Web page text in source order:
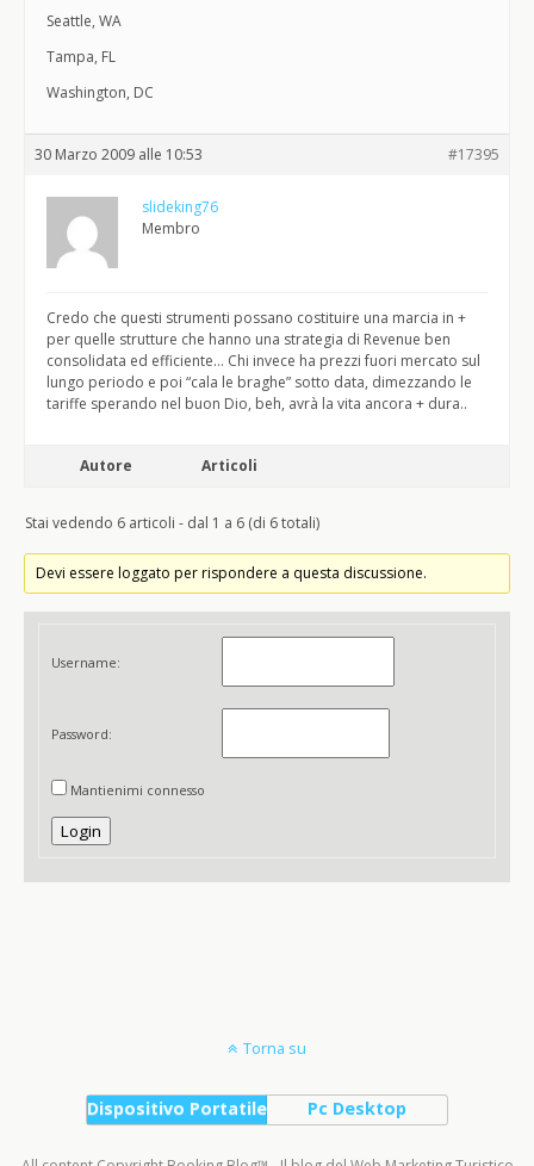
Seattle, WA
Tampa, FL
Washington, DC
30 Marzo 2009 alle 10:53 #17395
slideking76
Membro
Credo che questi strumenti possano costituire una marcia in +
per quelle strutture che hanno una strategia di Revenue ben
consolidata ed efficiente… Chi invece ha prezzi fuori mercato sul
lungo periodo e poi “cala le braghe” sotto data, dimezzando le
tariffe sperando nel buon Dio, beh, avrà la vita ancora + dura..
Autore Articoli
Stai vedendo 6 articoli - dal 1 a 6 (di 6 totali)
Devi essere loggato per rispondere a questa discussione.
Username:
Password:
Mantienimi connesso
Login
Torna su
Dispositivo Portatile Pc Desktop